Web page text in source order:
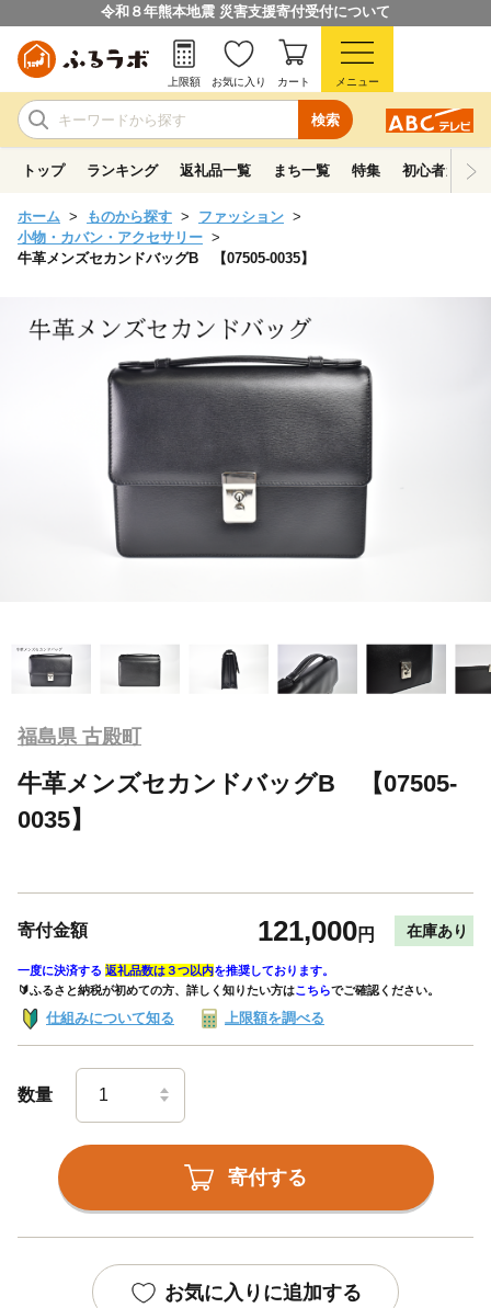
令和８年熊本地震 災害支援寄付受付について
検索
上限額 お気に入り カート メニュー
トップ ランキング 返礼品一覧 まち一覧 特集 初心者ガイド
ホーム ものから探す
ファッション
小物・カバン・アクセサリー
牛革メンズセカンドバッグB 【07505-0035】
福島県 古殿町
牛革メンズセカンドバッグB 【07505-
0035】
寄付金額 121,000円 在庫あり
一度に決済する 返礼品数は３つ以内を推奨しております。
🔰ふるさと納税が初めての方、詳しく知りたい方はこちらでご確認ください。
仕組みについて知る 上限額を調べる
数量
寄付する
お気に入りに追加する